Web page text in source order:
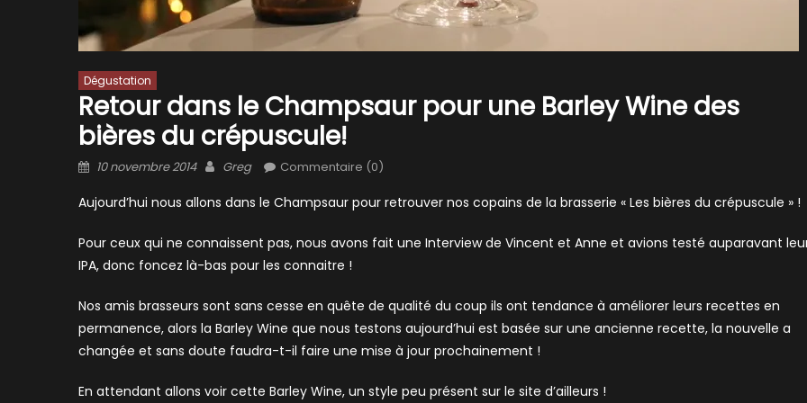
Dégustation
Retour dans le Champsaur pour une Barley Wine des
bières du crépuscule!
Posted
10 novembre 2014 Author
Greg Commentaire (0)
Aujourd’hui nous allons dans le Champsaur pour retrouver nos copains de la brasserie « Les bières du crépuscule » !
Pour ceux qui ne connaissent pas, nous avons fait une Interview de Vincent et Anne et avions testé auparavant
IPA, donc foncez là-bas pour les connaitre !
Nos amis brasseurs sont sans cesse en quête de qualité du coup ils ont tendance à améliorer leurs recettes en
permanence, alors la Barley Wine que nous testons aujourd’hui est basée sur une ancienne recette, la nouvelle a
changée et sans doute faudra-t-il faire une mise à jour prochainement !
En attendant allons voir cette Barley Wine, un style peu présent sur le site d’ailleurs !